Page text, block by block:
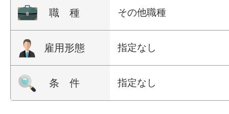
職 種 その他職種
雇用形態 指定なし
条 件 指定なし